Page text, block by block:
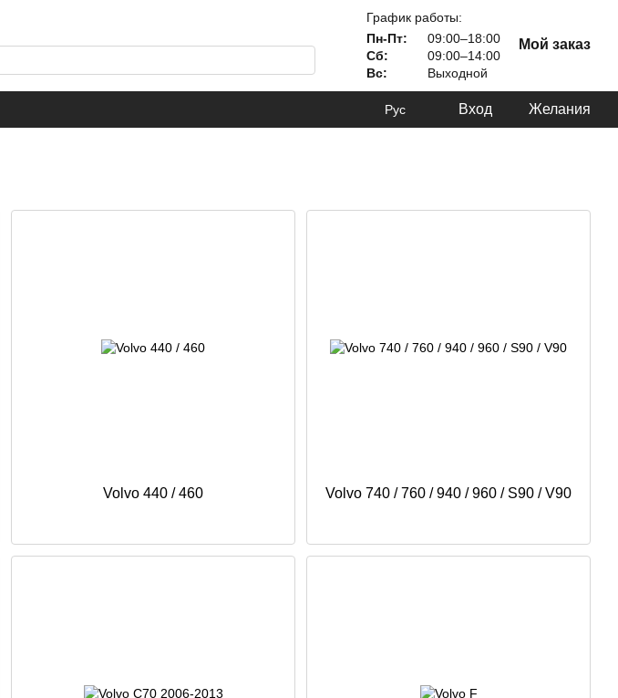
График работы:
Пн-Пт:
09:00–18:00
Сб:
09:00–14:00
Вс:
Выходной
Мой заказ
Рус Вход Желания
Volvo 440 / 460 Volvo 740 / 760 / 940 / 960 / S90 / V90